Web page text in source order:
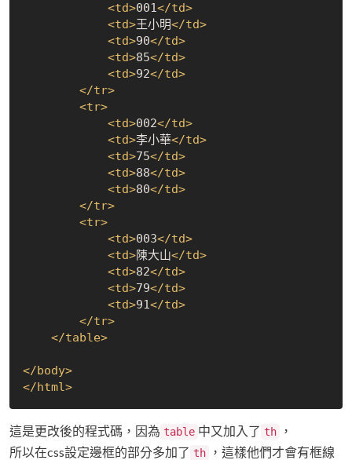
<td>001</td>
<td>王小明</td>
<td>90</td>
<td>85</td>
<td>92</td>
</tr>
<tr>
<td>002</td>
<td>李小華</td>
<td>75</td>
<td>88</td>
<td>80</td>
</tr>
<tr>
<td>003</td>
<td>陳大山</td>
<td>82</td>
<td>79</td>
<td>91</td>
</tr>
</table>
</body>
</html>
這是更改後的程式碼，因為 table 中又加入了 th
，
所以在css設定邊框的部分多加了 th
，這樣他們才會有框線